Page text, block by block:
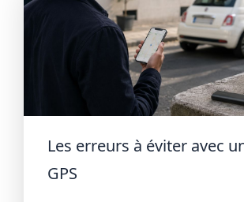
Les erreurs à éviter avec
GPS